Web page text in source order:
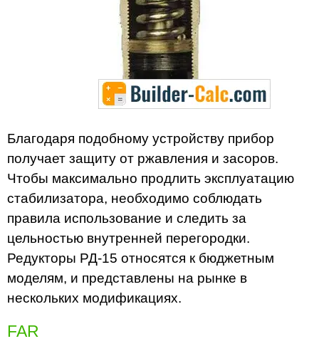
Благодаря подобному устройству прибор
получает защиту от ржавления и засоров.
Чтобы максимально продлить эксплуатацию
стабилизатора, необходимо соблюдать
правила использование и следить за
цельностью внутренней перегородки.
Редукторы РД-15 относятся к бюджетным
моделям, и представлены на рынке в
нескольких модификациях.
FAR